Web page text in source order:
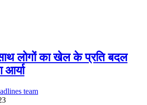
लोगों का खेल के प्रति बदल
आर्या
team